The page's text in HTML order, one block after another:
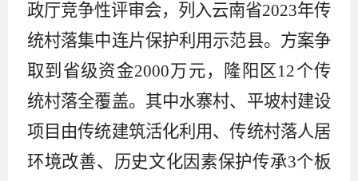
政厅竞争性评审会，列入云南省2023年传
统村落集中连片保护利用示范县。方案争
取到省级资金2000万元，隆阳区12个传
统村落全覆盖。其中水寨村、平坡村建设
项目由传统建筑活化利用、传统村落人居
环境改善、历史文化因素保护传承3个板